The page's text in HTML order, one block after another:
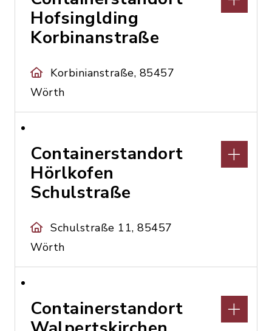
Hofsinglding
Korbinanstraße
Korbinianstraße, 85457
Wörth
Containerstandort
Hörlkofen
Schulstraße
Schulstraße 11, 85457
Wörth
Containerstandort